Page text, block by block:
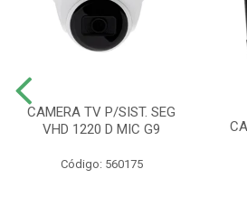
CAMERA TV P/SIST. SEG
VHD 1220 D MIC G9
Código: 560175